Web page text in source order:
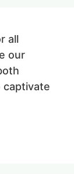
all
our
captivate